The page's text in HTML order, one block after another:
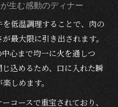
に最適なワインペアリン
もっと美味しくなるワイ
ンド和牛のディナーハー
生む感動のディナー
低温調理することで、肉の
最大限に引き出されます。
心まで均一に火を通しつ
込めるため、口に入れた瞬
しめます。
コースで重宝されており、